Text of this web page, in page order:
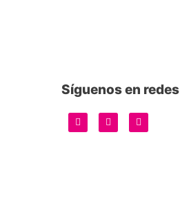
Síguenos en redes